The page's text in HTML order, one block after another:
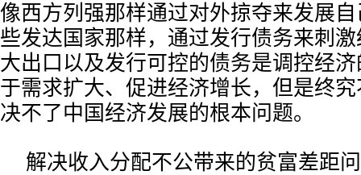
像西方列强那样通过对外掠夺来发展
些发达国家那样，通过发行债务来刺
大出口以及发行可控的债务是调控经
于需求扩大、促进经济增长，但是终
决不了中国经济发展的根本问题。
解决收入分配不公带来的贫富差距